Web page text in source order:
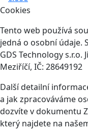
Cookies
Tento web používá
jedná o osobní údaje.
GDS Technology s.r.o.
Meziříčí, IČ: 28649192
Další detailní
a jak zpracováváme
dozvíte v dokumentu
který najdete na